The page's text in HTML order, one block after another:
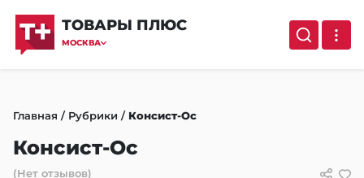
ТОВАРЫ ПЛЮС
МОСКВА
Главная / Рубрики / Консист-Ос
Консист-Ос
(Нет отзывов)